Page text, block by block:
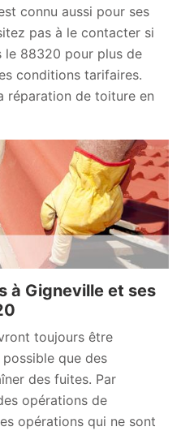
connu aussi pour ses
pas à le contacter si
le 88320 pour plus de
conditions tarifaires.
réparation de toiture en
à Gigneville et ses
toujours être
que des
des fuites. Par
opérations de
opérations qui ne sont